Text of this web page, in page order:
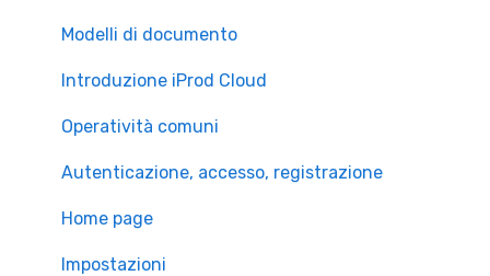
Accesso a iProd
Licenza
Modelli di documento
Introduzione iProd Cloud
Operatività comuni
Autenticazione, accesso, registrazione
Home page
Impostazioni